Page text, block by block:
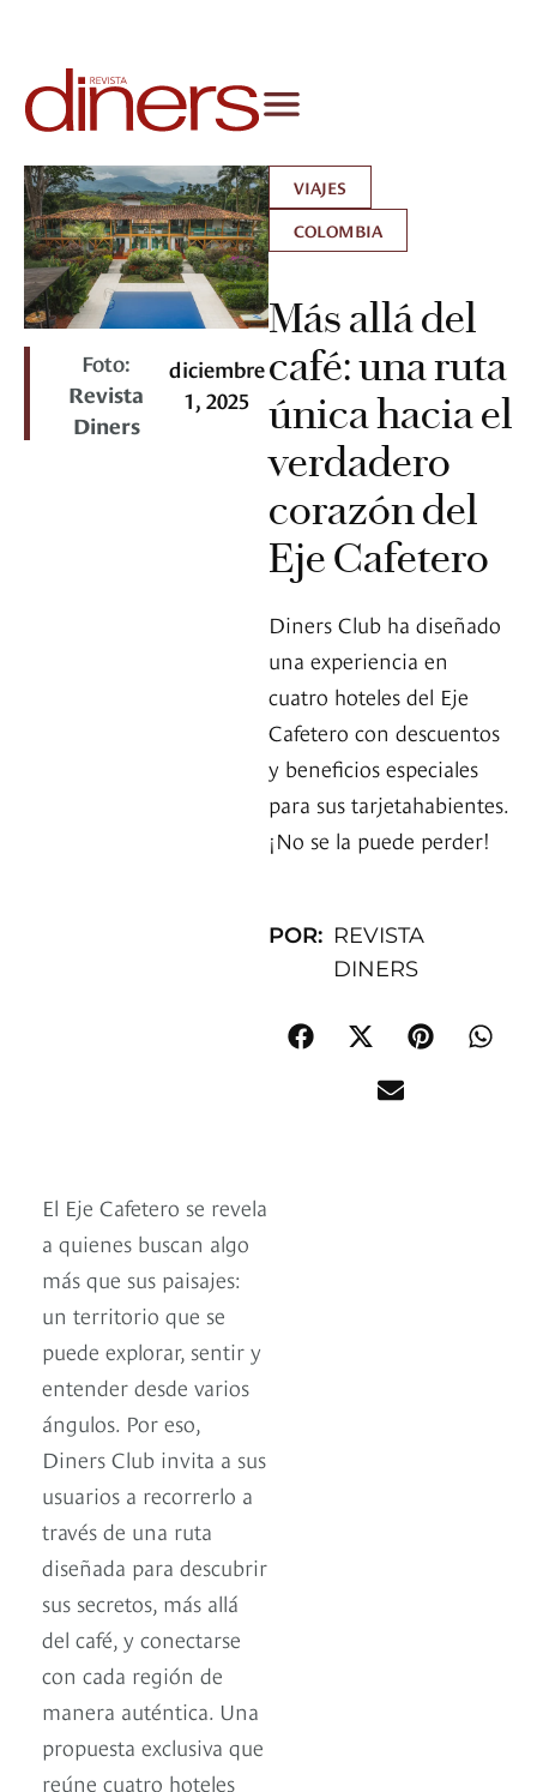
Foto:
Revista
Diners
diciembre
1, 2025
VIAJES
COLOMBIA
Más allá del
café: una ruta
única hacia el
verdadero
corazón del
Eje Cafetero
Diners Club ha diseñado
una experiencia en
cuatro hoteles del Eje
Cafetero con descuentos
y beneficios especiales
para sus tarjetahabientes.
¡No se la puede perder!
POR: REVISTA
DINERS
El Eje Cafetero se revela
a quienes buscan algo
más que sus paisajes:
un territorio que se
puede explorar, sentir y
entender desde varios
ángulos. Por eso,
Diners Club invita a sus
usuarios a recorrerlo a
través de una ruta
diseñada para descubrir
sus secretos, más allá
del café, y conectarse
con cada región de
manera auténtica. Una
propuesta exclusiva que
reúne cuatro hoteles